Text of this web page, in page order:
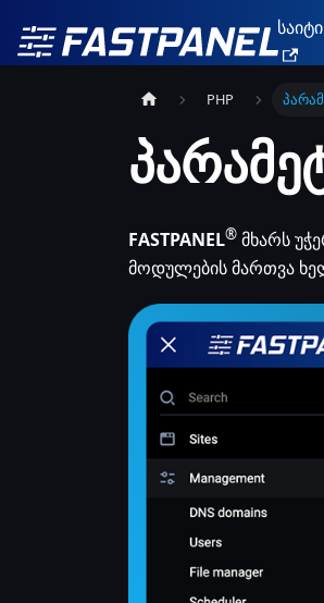
საიტი
PHP
FASTPANEL® მხარს
მოდულების მართვა